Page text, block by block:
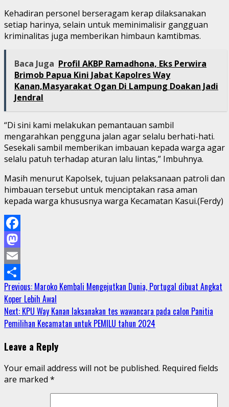
Kehadiran personel berseragam kerap dilaksanakan
setiap harinya, selain untuk meminimalisir gangguan
kriminalitas juga memberikan himbaun kamtibmas.
Baca Juga Profil AKBP Ramadhona, Eks Perwira
Brimob Papua Kini Jabat Kapolres Way
Kanan,Masyarakat Ogan Di Lampung Doakan Jadi
Jendral
“Di sini kami melakukan pemantauan sambil
mengarahkan pengguna jalan agar selalu berhati-hati.
Sesekali sambil memberikan imbauan kepada warga agar
selalu patuh terhadap aturan lalu lintas,” Imbuhnya.
Masih menurut Kapolsek, tujuan pelaksanaan patroli dan
himbauan tersebut untuk menciptakan rasa aman
kepada warga khususnya warga Kecamatan Kasui.(Ferdy)
Facebook
Mastodon
Email
Share
Continue
Reading
Previous: Maroko Kembali Mengejutkan Dunia, Portugal dibuat Angkat
Koper Lebih Awal
Next: KPU Way Kanan laksanakan tes wawancara pada calon Panitia
Pemilihan Kecamatan untuk PEMILU tahun 2024
Leave a Reply
Your email address will not be published. Required fields
are marked *